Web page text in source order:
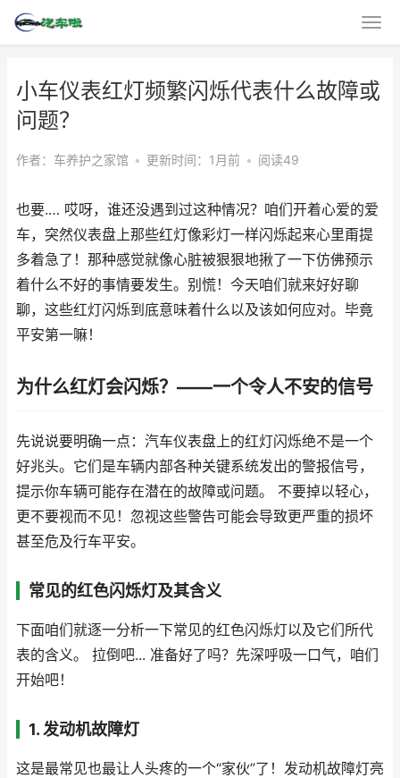
小车仪表红灯频繁闪烁代表什么故障或
问题？
作者：车养护之家馆 • 更新时间：1月前 • 阅读49
也要.… 哎呀，谁还没遇到过这种情况？咱们开着心爱的爱
车，突然仪表盘上那些红灯像彩灯一样闪烁起来心里甭提
多着急了！那种感觉就像心脏被狠狠地揪了一下仿佛预示
着什么不好的事情要发生。别慌！今天咱们就来好好聊
聊，这些红灯闪烁到底意味着什么以及该如何应对。毕竟
平安第一嘛！
为什么红灯会闪烁？——一个令人不安的信号
先说说要明确一点：汽车仪表盘上的红灯闪烁绝不是一个
好兆头。它们是车辆内部各种关键系统发出的警报信号，
提示你车辆可能存在潜在的故障或问题。 不要掉以轻心，
更不要视而不见！忽视这些警告可能会导致更严重的损坏
甚至危及行车平安。
常见的红色闪烁灯及其含义
下面咱们就逐一分析一下常见的红色闪烁灯以及它们所代
表的含义。 拉倒吧... 准备好了吗？先深呼吸一口气，咱们
开始吧！
1. 发动机故障灯
这是最常见也最让人头疼的一个“家伙”了！发动机故障灯亮